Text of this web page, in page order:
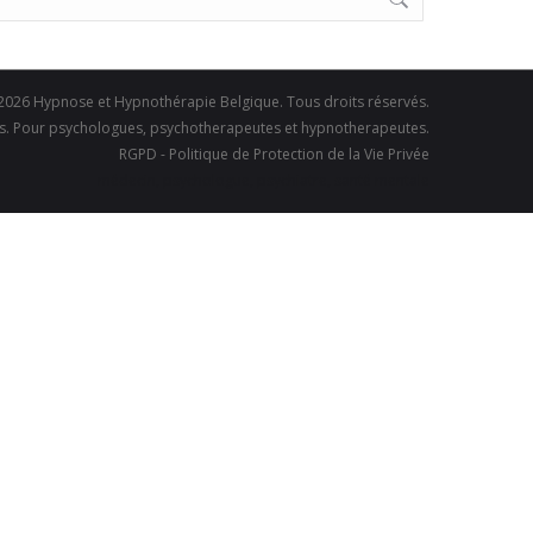
Hypnose et Hypnothérapie Belgique. Tous droits réservés.
Pour psychologues, psychotherapeutes et hypnotherapeutes.
RGPD - Politique de Protection de la Vie Privée